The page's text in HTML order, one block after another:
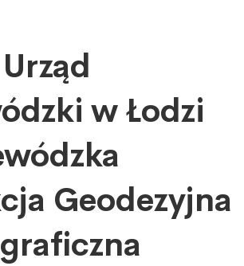
w Łodzi
Geodezyjna